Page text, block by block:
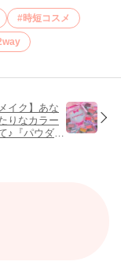
時短コスメ
イク】あな
りなカラー
♪『パウダー